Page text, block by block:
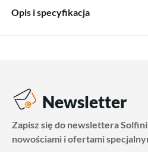
Opis i specyfikacja
Newsletter
Zapisz się do newslettera
nowościami i ofertami